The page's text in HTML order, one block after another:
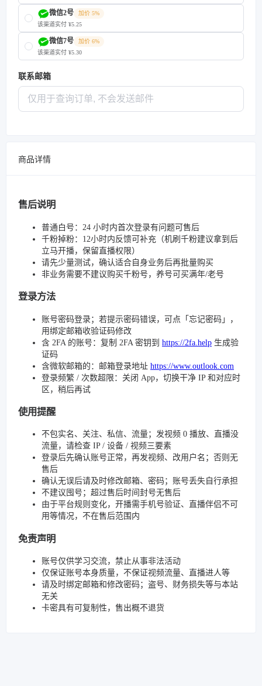
微信2号
加价 5%
该渠道实付 ¥5.25
微信7号
加价 6%
该渠道实付 ¥5.30
联系邮箱
商品详情
售后说明
普通白号：24 小时内首次登录有问题可售后
千粉掉粉：12小时内反馈可补充（机刷千粉建议拿到后
立马开播，保留直播权限）
请先少量测试，确认适合自身业务后再批量购买
非业务需要不建议购买千粉号，养号可买满年/老号
登录方法
账号密码登录；若提示密码错误，可点「忘记密码」，
用绑定邮箱收验证码修改
含 2FA 的账号：复制 2FA 密钥到 https://2fa.help 生成验
证码
含微软邮箱的：邮箱登录地址 https://www.outlook.com
登录频繁 / 次数超限：关闭 App，切换干净 IP 和对应时
区，稍后再试
使用提醒
不包实名、关注、私信、流量；发视频 0 播放、直播没
流量，请检查 IP / 设备 / 视频三要素
登录后先确认账号正常，再发视频、改用户名；否则无
售后
确认无误后请及时修改邮箱、密码；账号丢失自行承担
不建议囤号；超过售后时间封号无售后
由于平台规则变化，开播需手机号验证、直播伴侣不可
用等情况，不在售后范围内
免责声明
账号仅供学习交流，禁止从事非法活动
仅保证账号本身质量，不保证视频流量、直播进人等
请及时绑定邮箱和修改密码；盗号、财务损失等与本站
无关
卡密具有可复制性，售出概不退货